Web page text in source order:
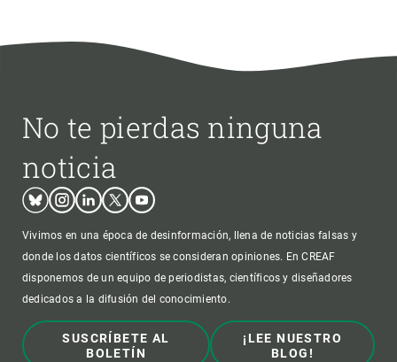
No te pierdas ninguna
noticia
BlueskyInstagram
LinkedinTwitterYoutube
Vivimos en una época de desinformación, llena de noticias falsas y
donde los datos científicos se consideran opiniones. En CREAF
disponemos de un equipo de periodistas, científicos y diseñadores
dedicados a la difusión del conocimiento.
SUSCRÍBETE AL
BOLETÍN
¡LEE NUESTRO
BLOG!